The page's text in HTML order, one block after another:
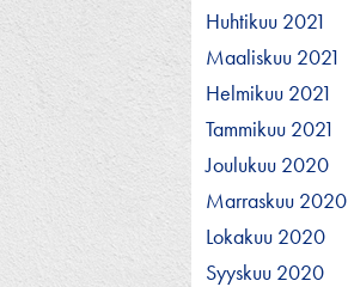
Huhtikuu 2021
Maaliskuu 2021
Helmikuu 2021
Tammikuu 2021
Joulukuu 2020
Marraskuu 2020
Lokakuu 2020
Syyskuu 2020